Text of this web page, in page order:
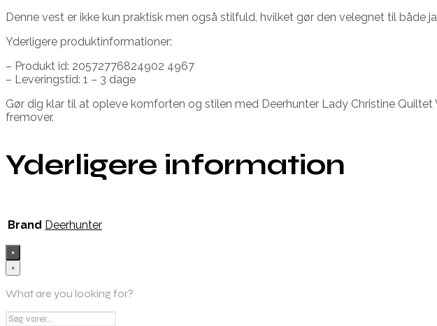
Denne vest er ikke kun praktisk men også stilfuld, hvilket gør den velegnet til
Yderligere produktinformationer:
– Produkt id: 20572776824902 4967
– Leveringstid: 1 – 3 dage
Gør dig klar til at opleve komforten og stilen med Deerhunter Lady Christine
fremover.
Yderligere information
Brand Deerhunter
×
×
What are you looking for?